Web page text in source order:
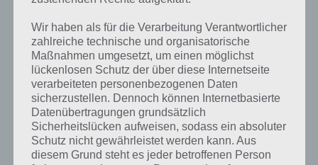
Schritt 2: APN Zugangspunkt prüfen
Im zweiten Schritt prüfe, ob in deinem Android Smartphone ein APN
Zugangspunkt hinterlegt ist. Gehe dazu folgendermaßen vor:
Öffne die Android Einstellungen
Tippe auf “Mobile Netzwerke” (bei anderen heißt es “Sim &
Wir haben als für die Verarbeitung Verantwortlicher
zahlreiche technische und organisatorische
Maßnahmen umgesetzt, um einen möglichst
lückenlosen Schutz der über diese Internetseite
verarbeiteten personenbezogenen Daten
sicherzustellen. Dennoch können Internetbasierte
Datenübertragungen grundsätzlich
Sicherheitslücken aufweisen, sodass ein absoluter
Schutz nicht gewährleistet werden kann. Aus
diesem Grund steht es jeder betroffenen Person